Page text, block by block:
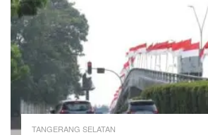
TANGERANG SELATAN